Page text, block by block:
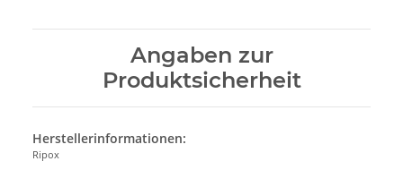
Angaben zur
Produktsicherheit
Herstellerinformationen:
Ripox